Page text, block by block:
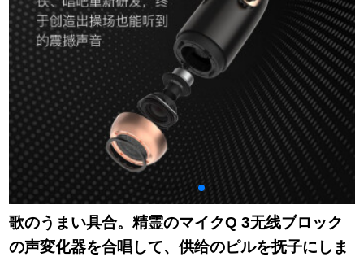
歌のうまい具合。精霊のマイクQ 3无线ブロック
の声変化器を合唱して、供给のピルを抚子にしま